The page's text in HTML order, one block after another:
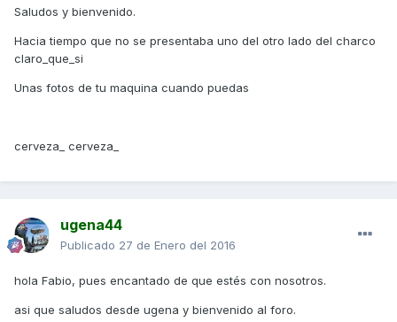
Saludos y bienvenido.
Hacia tiempo que no se presentaba uno del otro lado del charco
claro_que_si
Unas fotos de tu maquina cuando puedas
cerveza_ cerveza_
ugena44
Publicado 27 de Enero del 2016
hola Fabio, pues encantado de que estés con nosotros.
asi que saludos desde ugena y bienvenido al foro.